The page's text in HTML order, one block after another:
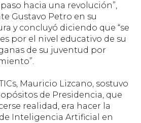
hacia una revolución”,
Gustavo Petro en su
y concluyó diciendo que “se
por el nivel educativo de su
de su juventud por
Mauricio Lizcano, sostuvo
de Presidencia, que
realidad, era hacer la
Inteligencia Artificial en